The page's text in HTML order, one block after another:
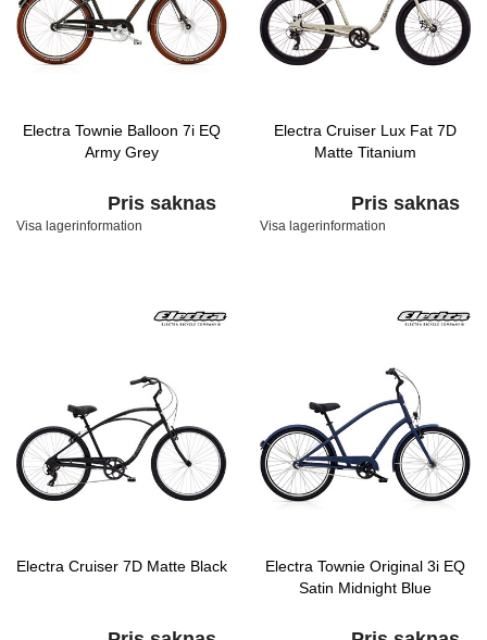
Electra Townie Balloon 7i EQ
Army Grey
Pris saknas
Visa lagerinformation
Electra Cruiser Lux Fat 7D
Matte Titanium
Pris saknas
Visa lagerinformation
Electra Cruiser 7D Matte Black
Electra Townie Original 3i EQ
Satin Midnight Blue